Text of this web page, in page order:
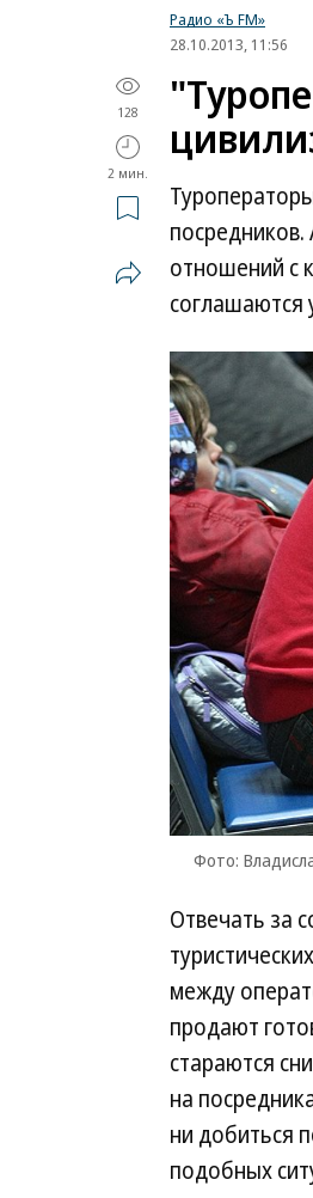
Радио «Ъ FM»
28.10.2013, 11:56
128
2 мин.
посредников.
отношений с
соглашаются
Фото:
Отвечать за
между
продают
стараются
на
ни добиться
подобных